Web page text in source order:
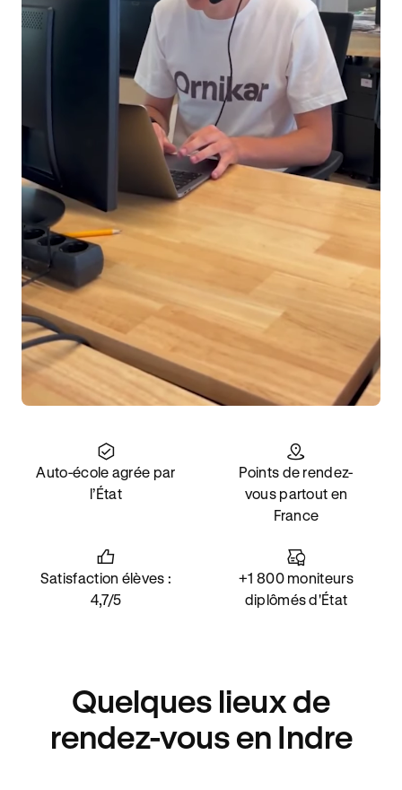
Auto-école agrée par
l’État
Points de rendez-
vous partout en
France
Satisfaction élèves :
4,7/5
+1 800 moniteurs
diplômés d'État
Quelques lieux de
rendez-vous en Indre